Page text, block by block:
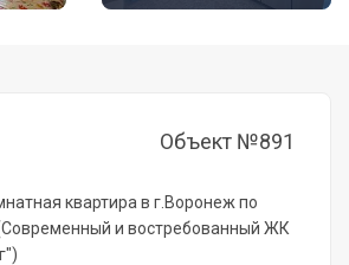
Объект №891
квартира в г.Воронеж по
и востребованный ЖК